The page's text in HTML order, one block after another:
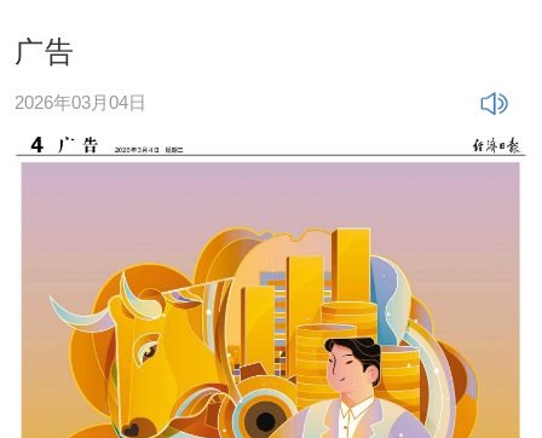
广告
2026年03月04日